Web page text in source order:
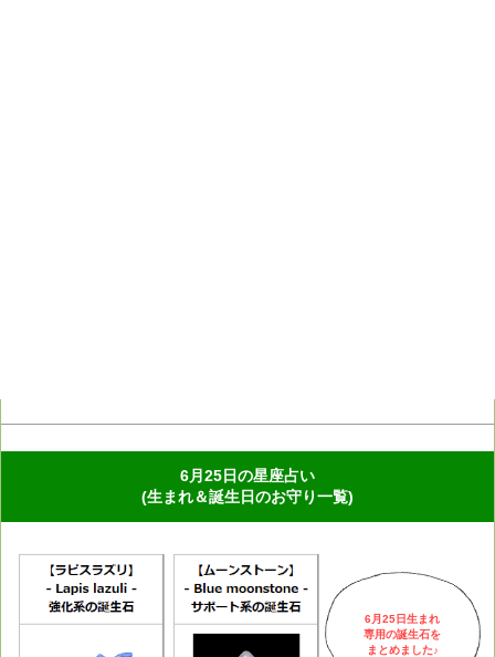
6月25日の星座占い
(生まれ＆誕生日のお守り一覧)
6月25日生まれ
専用の誕生石を
まとめました♪